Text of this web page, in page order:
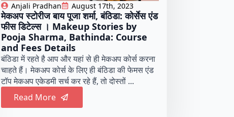
Anjali Pradhan August 17th, 2023
मेकअप स्टोरीज बाय पूजा शर्मा, बंठिडा: कोर्सेस एंड
फीस डिटेल्स । Makeup Stories by
Pooja Sharma, Bathinda: Course
and Fees Details
बंठिडा में रहते है आप और यहां से ही मेकअप कोर्स करना
चाहते हैं। मेकअप कोर्स के लिए ही बंठिडा की फेमस एंड
टॉप मेकअप एकेडमी सर्च कर रहे हैं, तो दोस्तों ...
Read More